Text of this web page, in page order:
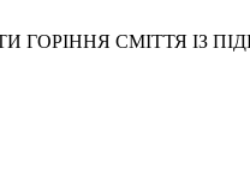
ГОРІННЯ СМІТТЯ